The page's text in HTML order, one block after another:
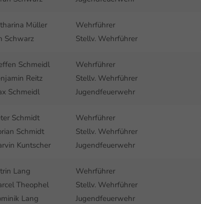
Müller
Schwarz
Wehrführer
Stellv. Wehrführer
Schmeidl
Reitz
Schmeidl
Wehrführer
Stellv. Wehrführer
Jugendfeuerwehr
Schmidt
Schmidt
Kuntscher
Wehrführer
Stellv. Wehrführer
Jugendfeuerwehr
Lang
Theophel
Lang
Wehrführer
Stellv. Wehrführer
Jugendfeuerwehr